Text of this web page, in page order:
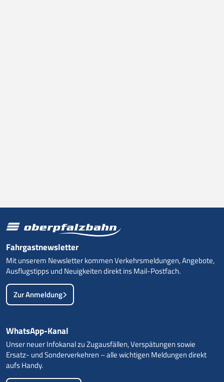
Fahrgastnewsletter
Mit unserem Newsletter kommen Verkehrsmeldungen, Angebote,
Ausflugstipps und Neuigkeiten direkt ins Mail-Postfach.
Zur Anmeldung
WhatsApp-Kanal
Unser neuer Infokanal zu Zugausfällen, Verspätungen sowie
Ersatz- und Sonderverkehren – alle wichtigen Meldungen direkt
aufs Handy.